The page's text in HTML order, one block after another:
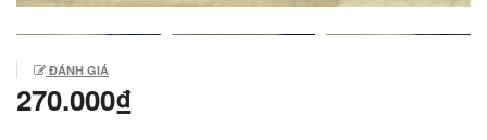
ĐÁNH GIÁ
270.000₫